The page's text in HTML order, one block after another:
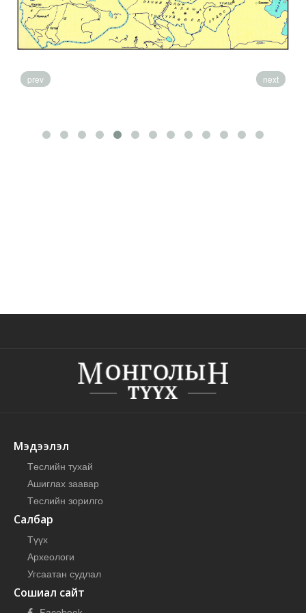
prev next
Мэдээлэл
Төслийн тухай
Ашиглах заавар
Төслийн зорилго
Салбар
Түүх
Археологи
Угсаатан судлал
Сошиал сайт